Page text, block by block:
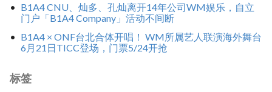
B1A4 CNU、灿多、孔灿离开14年公司WM娱乐，自立
门户「B1A4 Company」活动不间断
B1A4 × ONF台北合体开唱！ WM所属艺人联演海外舞台
6月21日TICC登场，门票5/24开抢
标签